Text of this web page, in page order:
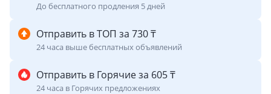
До бесплатного продления 5 дней
Отправить в ТОП за 730 ₸
24 часа выше бесплатных объявлений
Отправить в Горячие за 605 ₸
24 часа в Горячих предложениях